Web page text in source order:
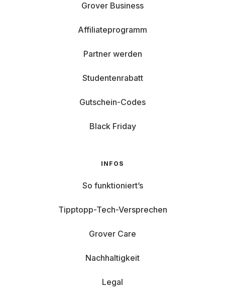
Grover Business
Affiliateprogramm
Partner werden
Studentenrabatt
Gutschein-Codes
Black Friday
INFOS
So funktioniert’s
Tipptopp-Tech-Versprechen
Grover Care
Nachhaltigkeit
Legal